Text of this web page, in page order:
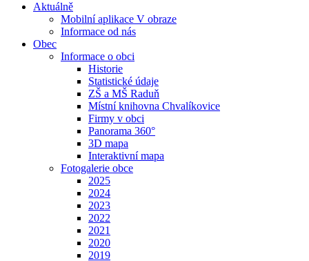
Aktuálně
Mobilní aplikace V obraze
Informace od nás
Obec
Informace o obci
Historie
Statistické údaje
ZŠ a MŠ Raduň
Místní knihovna Chvalíkovice
Firmy v obci
Panorama 360°
3D mapa
Interaktivní mapa
Fotogalerie obce
2025
2024
2023
2022
2021
2020
2019